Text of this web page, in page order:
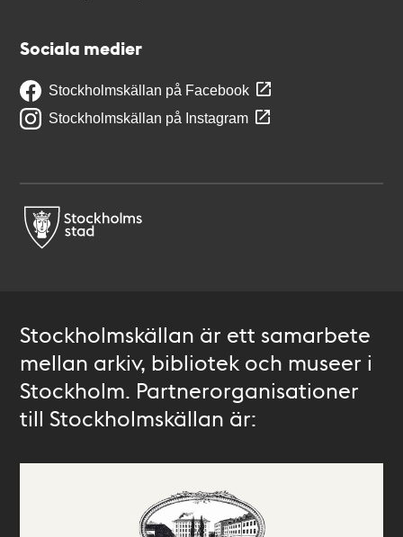
Sociala medier
Stockholmskällan på Facebook
Stockholmskällan på Instagram
Stockholmskällan är ett samarbete
mellan arkiv, bibliotek och museer i
Stockholm. Partnerorganisationer
till Stockholmskällan är: